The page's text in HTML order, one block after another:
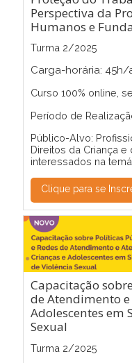
Perspectiva da
Humanos e
Turma 2/2025
Carga-horária: 45h/
Curso 100% online,
Período de
Público-Alvo:
Direitos da Criança
interessados na
Clique para se
Capacitação
de Atendimento e
Adolescentes em
Sexual
Turma 2/2025